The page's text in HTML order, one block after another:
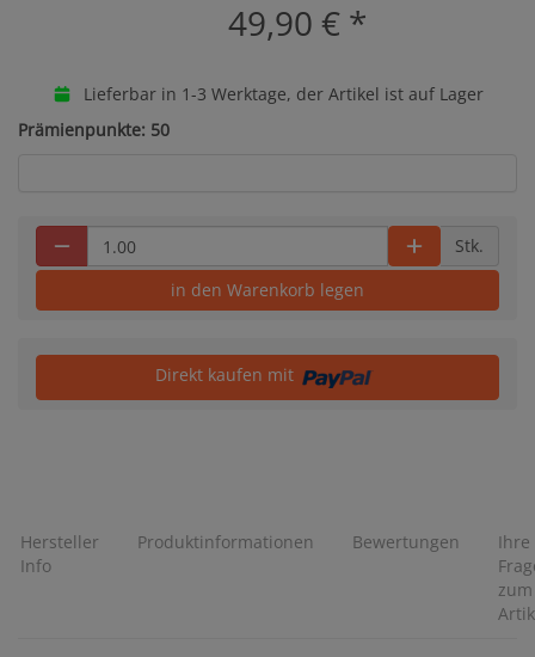
49,90 € *
Lieferbar in 1-3 Werktage, der Artikel ist auf Lager
Prämienpunkte: 50
Stk.
in den Warenkorb legen
Direkt kaufen mit
Hersteller
Info
Produktinformationen Bewertungen
Ihre
zum